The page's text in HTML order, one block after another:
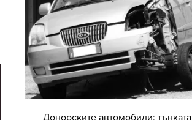
Донорските автомобили: тънката